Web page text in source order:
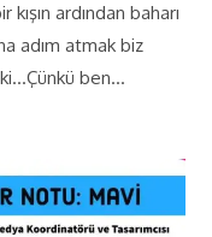
ardından baharı
adım atmak biz
ben…